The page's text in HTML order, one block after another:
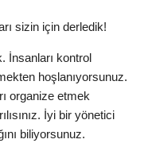
sizin için derledik!
İnsanları kontrol
hoşlanıyorsunuz.
organize etmek
İyi bir yönetici
biliyorsunuz.